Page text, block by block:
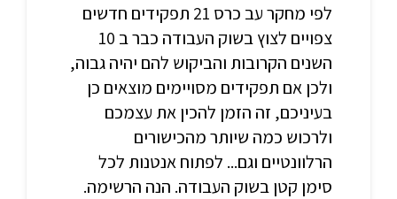
לפי מחקר עב כרס 21 תפקידים חדשים
צפויים לצוץ בשוק העבודה כבר ב 10
השנים הקרובות והביקוש להם יהיה גבוה,
ולכן אם תפקידים מסויימים מוצאים כן
בעיניכם, זה הזמן להכין את עצמכם
ולרכוש כמה שיותר מהכישורים
הרלוונטיים וגם... לפתוח אנטנות לכל
סימן קטן בשוק העבודה. הנה הרשימה.